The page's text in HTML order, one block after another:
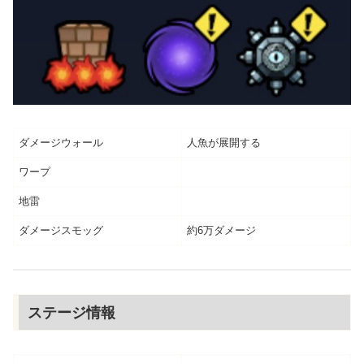
ダメージウォール 人魚が展開する
ワープ
地雷
ダメージスモッグ 約6万ダメージ
ステージ情報